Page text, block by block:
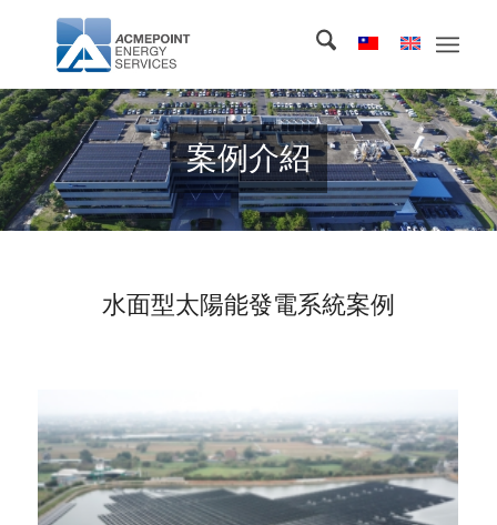
案例介紹
水面型太陽能發電系統案例